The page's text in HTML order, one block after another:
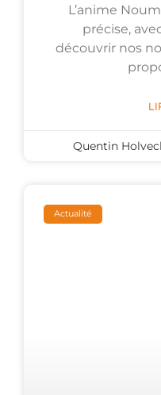
L’anime
précise,
découvrir nos
Quentin
Actualité